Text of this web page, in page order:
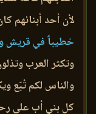
لأن أحد أبنائهم
خطيباً في قريش
وتكثر العرب
والناس لكم تُبّع
كل بني أب على